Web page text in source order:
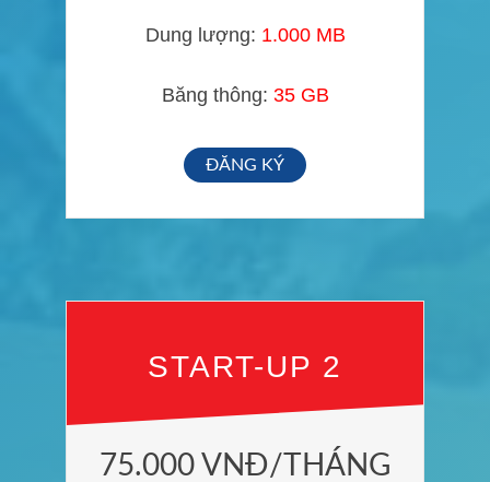
Dung lượng: 1.000 MB
Băng thông: 35 GB
ĐĂNG KÝ
START-UP 2
75.000 VNĐ/THÁNG